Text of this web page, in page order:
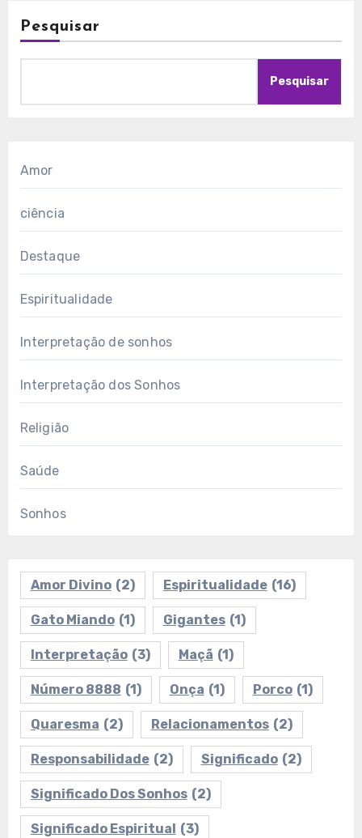
Pesquisar
Pesquisar
Amor
ciência
Destaque
Espiritualidade
Interpretação de sonhos
Interpretação dos Sonhos
Religião
Saúde
Sonhos
Amor Divino (2) Espiritualidade (16)
Gato Miando (1) Gigantes (1)
Interpretação (3) Maçã (1)
Número 8888 (1) Onça (1) Porco (1)
Quaresma (2) Relacionamentos (2)
Responsabilidade (2) Significado (2)
Significado Dos Sonhos (2)
Significado Espiritual (3)